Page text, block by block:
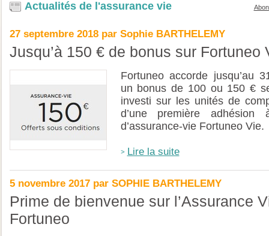
Actualités de l'assurance vie
27 septembre 2018 par Sophie BARTHELEMY
Jusqu’à 150 € de bonus sur Fortuneo
Fortuneo accorde jusqu’au
un bonus de 100 ou 150 €
investi sur les unités de
d’une première
d’assurance-vie Fortuneo Vie.
Lire la suite
5 novembre 2017 par SOPHIE BARTHELEMY
Prime de bienvenue sur l’Assurance
Fortuneo